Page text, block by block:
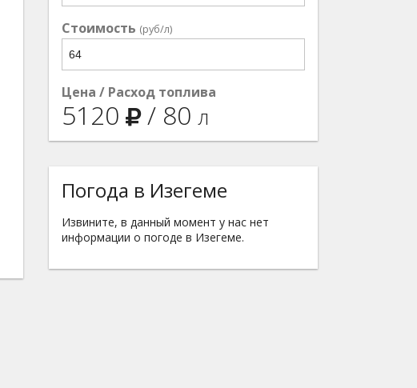
Стоимость (руб/л)
Цена / Расход топлива
5120 / 80 л
Погода в Изегеме
Извините, в данный момент у нас нет
информации о погоде в Изегеме.